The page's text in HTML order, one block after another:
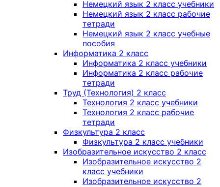
Немецкий язык 2 класс учебники
Немецкий язык 2 класс рабочие
тетради
Немецкий язык 2 класс учебные
пособия
Информатика 2 класс
Информатика 2 класс учебники
Информатика 2 класс рабочие
тетради
Труд (Технология) 2 класс
Технология 2 класс учебники
Технология 2 класс рабочие
тетради
Физкультура 2 класс
Физкультура 2 класс учебники
Изобразительное искусство 2 класс
Изобразительное искусство 2
класс учебники
Изобразительное искусство 2